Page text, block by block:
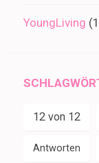
YoungLiving
12 von 12
Antworten